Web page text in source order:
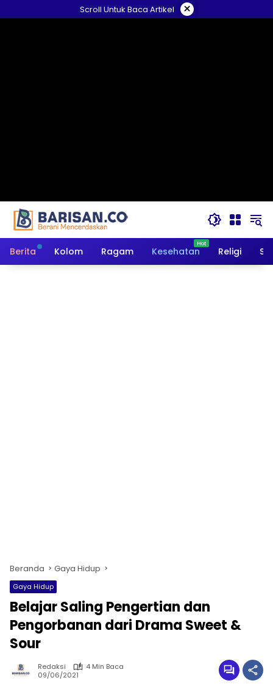
ke
Scroll Untuk Baca Artikel ×
Berita Kolom Ragam Kesehatan Religi
Beranda Gaya Hidup
Gaya Hidup
Belajar Saling Pengertian dan
Pengorbanan dari Drama Sweet &
Sour
Redaksi
4 Min Baca
09/06/2021